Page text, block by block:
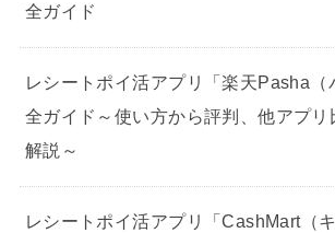
全ガイド
レシートポイ活アプリ「楽天Pasha（
全ガイド～使い方から評判、他アプリ
解説～
レシートポイ活アプリ「CashMart（